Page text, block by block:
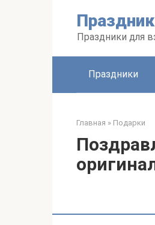
Праздники для
Праздники
Главная » Подарки